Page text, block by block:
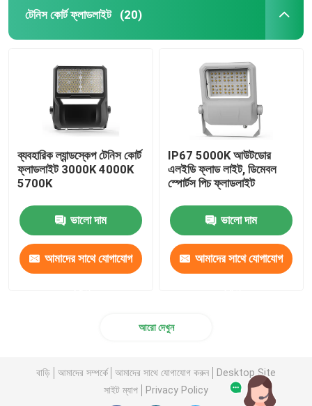
টেনিস কোর্ট ফ্লাডলাইট (20)
ব্যবহারিক ল্যান্ডস্কেপ টেনিস কোর্ট
ফ্লাডলাইট 3000K 4000K
5700K
ভালো দাম
আমাদের সাথে যোগাযোগ
IP67 5000K আউটডোর
এলইডি ফ্লাড লাইট, ডিমেবল
স্পোর্টস পিচ ফ্লাডলাইট
ভালো দাম
আমাদের সাথে যোগাযোগ
আরো দেখুন
বাড়ি আমাদের সম্পর্কে আমাদের সাথে যোগাযোগ করুন
Desktop Site
সাইট ম্যাপ
Privacy Policy